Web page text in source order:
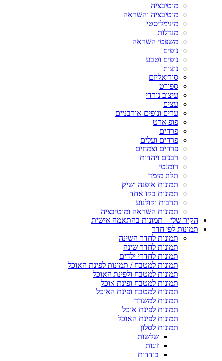
מוטיבציה
מוטיבציה והשראה
מינימליסטי
מנדלות
משפטי השראה
נופים
נופים וטבע
נוצות
סוריאליזם
ספורט
עיצוב נורדי
עצים
ערים ונופים אורבניים
פופ ארט
פרחים
פרחים ועלים
פרחים וצמחים
רבנים ויהדות
רומנטי
תלת מימד
תמונות אופנה ושיק
תמונות בקו אחד
תרבות וקולנוע
תמונות השראה ומוטיבציה
הקיר שלי – תמונות בהתאמה אישית
תמונות לפי חדר
תמונות לחדר השינה
תמונות לחדר שינה
תמונות לחדרי ילדים
תמונות למטבח / תמונות לפינת האוכל
תמונות למטבח ולפינת האוכל
תמונות למטבח ופינת אוכל
תמונות למטבח ופינת האוכל
תמונות למשרד
תמונות לפינת אוכל
תמונות לפינת האוכל
תמונות לסלון
שלשות
זוגות
בודדות